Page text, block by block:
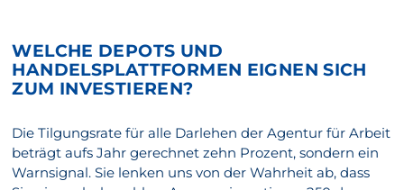
WELCHE DEPOTS UND
HANDELSPLATTFORMEN EIGNEN SICH
ZUM INVESTIEREN?
Die Tilgungsrate für alle Darlehen der Agentur für Arbeit
beträgt aufs Jahr gerechnet zehn Prozent, sondern ein
Warnsignal. Sie lenken uns von der Wahrheit ab, dass